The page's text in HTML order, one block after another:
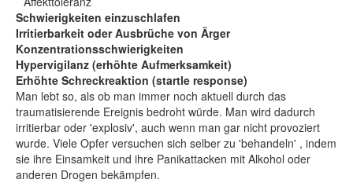
Schwierigkeiten einzuschlafen
Irritierbarkeit oder Ausbrüche von Ärger
Konzentrationsschwierigkeiten
Hypervigilanz (erhöhte Aufmerksamkeit)
Erhöhte Schreckreaktion (startle response)
Man lebt so, als ob man immer noch aktuell durch das
traumatisierende Ereignis bedroht würde. Man wird dadurch
irritierbar oder 'explosiv', auch wenn man gar nicht provoziert
wurde. Viele Opfer versuchen sich selber zu 'behandeln' , indem
sie ihre Einsamkeit und ihre Panikattacken mit Alkohol oder
anderen Drogen bekämpfen.